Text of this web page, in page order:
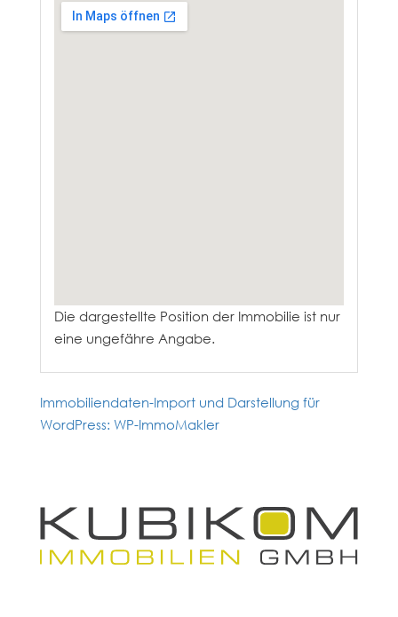
Die dargestellte Position der Immobilie ist nur
eine ungefähre Angabe.
Immobiliendaten-Import und Darstellung für
WordPress: WP-ImmoMakler